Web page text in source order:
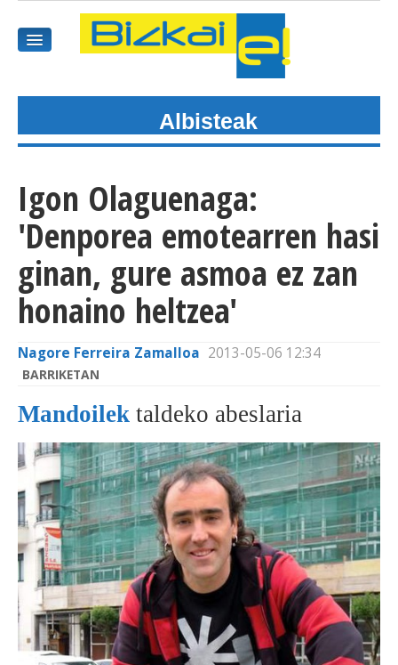
GAIAK
AGENDEA
KOMUNITATEA
BIDEOAK
ARGAZKIAK
... AUKERA GEHIAGO
Albisteak
Igon Olaguenaga:
'Denporea emotearren hasi
ginan, gure asmoa ez zan
honaino heltzea'
Nagore Ferreira Zamalloa 2013-05-06 12:34
BARRIKETAN
Mandoilek taldeko abeslaria